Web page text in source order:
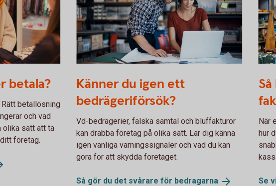
betala?
betallösning
och vad
olika sätt att ta
företag.
Känner du igen ett
bedrägeriförsök?
Vd-bedrägerier, falska samtal och bluffakturor
kan drabba företag på olika sätt. Lär dig känna
igen vanliga varningssignaler och vad du kan
göra för att skydda företaget.
Så gör du det svårare för bedragarna
När
hur
Se